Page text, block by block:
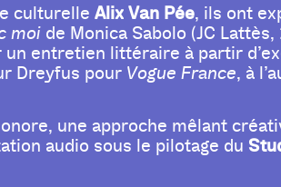
culturelleAlix Van Pée, ils ont
moi de Monica Sabolo (JC Lattès,
entretien littéraire à partir
Dreyfus pour Vogue France, à
une approche mêlant
audio sous le pilotage du